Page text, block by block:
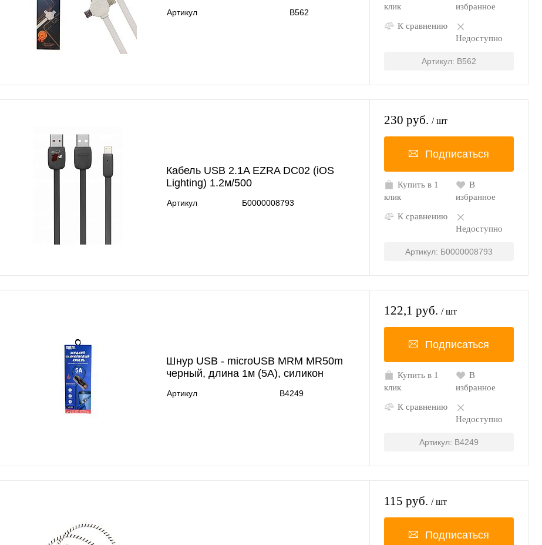
Артикул B562
клик
избранное
К сравнению
Недоступно
Артикул: B562
Кабель USB 2.1A EZRA DC02 (iOS
Lighting) 1.2м/500
Артикул Б0000008793
230 руб. / шт
Подписаться
Купить в 1
клик
В
избранное
К сравнению
Недоступно
Артикул: Б0000008793
Шнур USB - microUSB MRM MR50m
черный, длина 1м (5А), силикон
Артикул B4249
122,1 руб. / шт
Подписаться
Купить в 1
клик
В
избранное
К сравнению
Недоступно
Артикул: B4249
115 руб. / шт
Подписаться